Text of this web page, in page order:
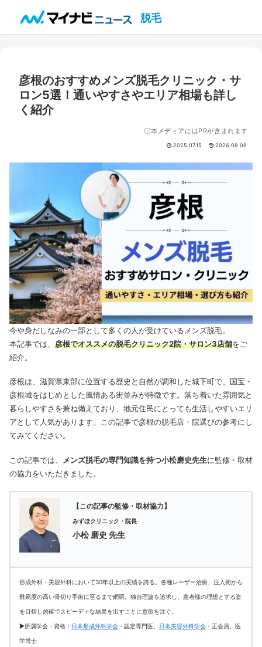
脱毛
彦根のおすすめメンズ脱毛クリニック・サ
ロン5選！通いやすさやエリア相場も詳し
く紹介
ⓘ本メディアにはPRが含まれます
2025.07.15 2026.08.06
今や身だしなみの一部として多くの人が受けているメンズ脱毛。
本記事では、 彦根でオススメの脱毛クリニック2院・サロン3店舗をご
紹介。
彦根は、滋賀県東部に位置する歴史と自然が調和した城下町で、国宝・
彦根城をはじめとした風情ある街並みが特徴です。落ち着いた雰囲気と
暮らしやすさを兼ね備えており、地元住民にとっても生活しやすいエリ
アとして人気があります。この記事で彦根の脱毛店・院選びの参考にし
てみてください。
この記事では、 メンズ脱毛の専門知識を持つ小松磨史先生に監修・取材
の協力をいただきました。
【この記事の監修・取材協力】
みずほクリニック・院長
小松 磨史 先生
形成外科・美容外科において30年以上の実績を誇る。各種レーザー治療、注入術から
難易度の高い骨切り手術に至るまで網羅。独自理論を追求し、患者様の理想とする姿
を目指し的確でスピーディな結果を出すことに意欲を注ぐ。
▶所属学会・資格： 日本形成外科学会 ・認定専門医、 日本美容外科学会 ・正会員、医
学博士